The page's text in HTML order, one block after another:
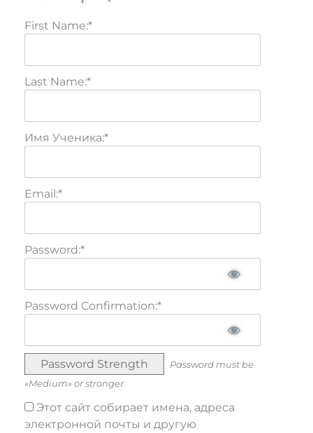
First Name:*
Last Name:*
Имя Ученика:*
Email:*
Password:*
Password Confirmation:*
Password Strength
Password must be
«Medium» or stronger
Этот сайт собирает имена, адреса
электронной почты и другую